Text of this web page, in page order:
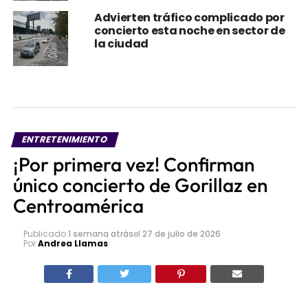
Advierten tráfico complicado por
concierto esta noche en sector de
la ciudad
ENTRETENIMIENTO
¡Por primera vez! Confirman
único concierto de Gorillaz en
Centroamérica
Publicado1 semana atrásel 27 de julio de 2026
PorAndrea Llamas